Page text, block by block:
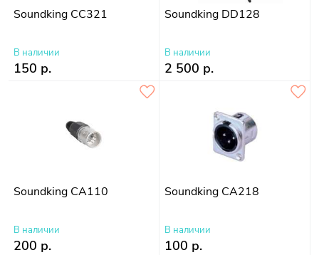
Soundking CC321
В наличии
150 р.
Soundking DD128
В наличии
2 500 р.
Soundking CA110
В наличии
200 р.
Soundking CA218
В наличии
100 р.